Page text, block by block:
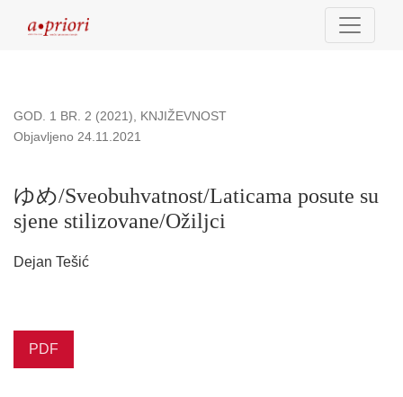
ゆめ/Sveobuhvatnost/Laticama posute su sjene stilizovane/
GOD. 1 BR. 2 (2021), KNJIŽEVNOST
ゆめ/Sveobuhvatnost/Laticama posute su
sjene stilizovane/Ožiljci
Objavljeno 24.11.2021
Dejan Tešić
PDF